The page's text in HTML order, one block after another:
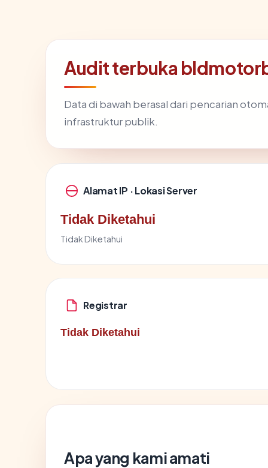
Audit terbuka
Data di bawah berasal dari pencarian
infrastruktur publik.
Alamat IP · Lokasi Server
Tidak Diketahui
Tidak Diketahui
Registrar
Tidak Diketahui
Apa yang kami amati